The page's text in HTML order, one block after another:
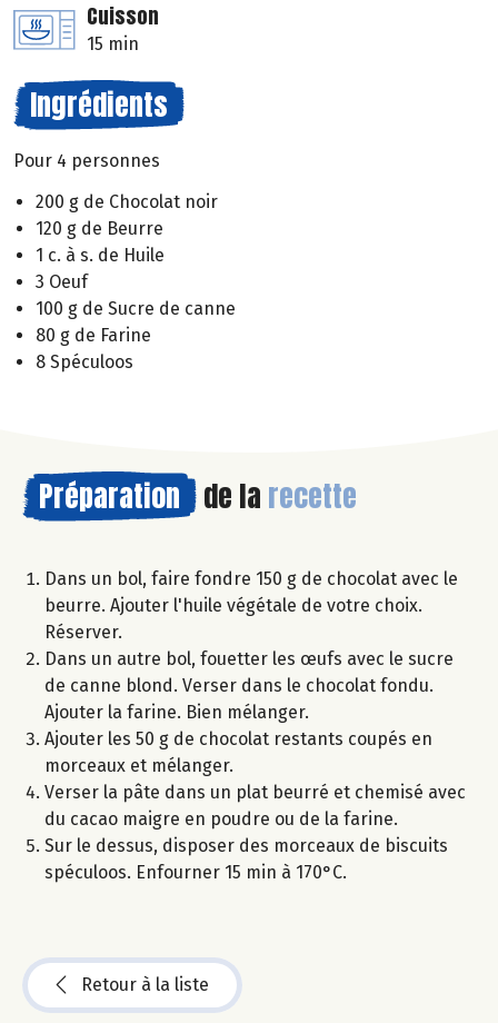
Cuisson
15 min
Ingrédients
Pour 4 personnes
200 g de Chocolat noir
120 g de Beurre
1 c. à s. de Huile
3 Oeuf
100 g de Sucre de canne
80 g de Farine
8 Spéculoos
Préparation de la recette
Dans un bol, faire fondre 150 g de chocolat avec le
beurre. Ajouter l'huile végétale de votre choix.
Réserver.
Dans un autre bol, fouetter les œufs avec le sucre
de canne blond. Verser dans le chocolat fondu.
Ajouter la farine. Bien mélanger.
Ajouter les 50 g de chocolat restants coupés en
morceaux et mélanger.
Verser la pâte dans un plat beurré et chemisé avec
du cacao maigre en poudre ou de la farine.
Sur le dessus, disposer des morceaux de biscuits
spéculoos. Enfourner 15 min à 170°C.
Retour à la liste